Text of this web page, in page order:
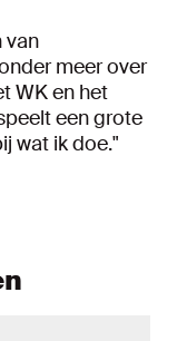
van
meer over
WK en het
een grote
wat ik doe."